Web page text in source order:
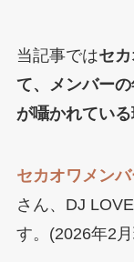
当記事ではセ
て、メンバー
が囁かれてい
セカオワメン
さん、DJ
す。(2026年2